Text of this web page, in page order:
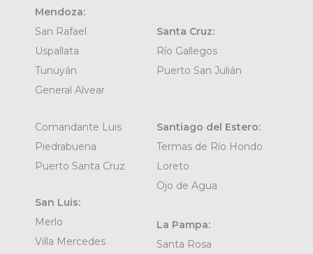
Mendoza:
San Rafael
Uspallata
Tunuyán
General Alvear
Santa Cruz:
Río Gallegos
Puerto San Julián
Comandante Luis
Piedrabuena
Puerto Santa Cruz
San Luis:
Merlo
Villa Mercedes
Santiago del Estero:
Termas de Río Hondo
Loreto
Ojo de Agua
La Pampa:
Santa Rosa